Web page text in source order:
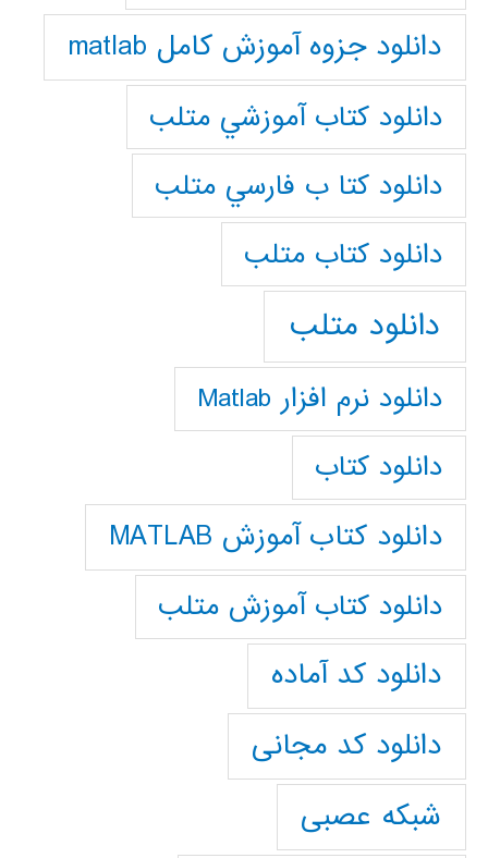
دانلود جزوه آموزش کامل matlab
دانلود كتاب آموزشي متلب
دانلود كتا ب فارسي متلب
دانلود كتاب متلب
دانلود متلب
دانلود نرم افزار Matlab
دانلود کتاب
دانلود کتاب آموزش MATLAB
دانلود کتاب آموزش متلب
دانلود کد آماده
دانلود کد مجانی
شبکه عصبی